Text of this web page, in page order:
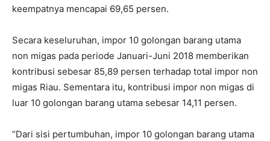
keempatnya mencapai 69,65 persen.
Secara keseluruhan, impor 10 golongan barang utama
non migas pada periode Januari-Juni 2018 memberikan
kontribusi sebesar 85,89 persen terhadap total impor non
migas Riau. Sementara itu, kontribusi impor non migas di
luar 10 golongan barang utama sebesar 14,11 persen.
“Dari sisi pertumbuhan, impor 10 golongan barang utama